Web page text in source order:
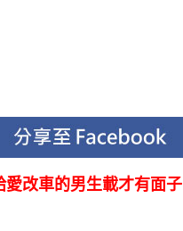
改車的男生載才有面子